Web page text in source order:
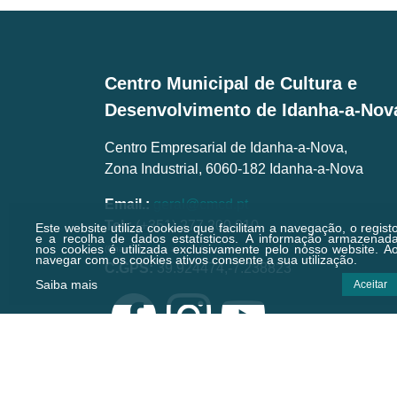
Este website utiliza cookies que facilitam a navegação, o
e a recolha de dados estatísticos. A informação armazenada
nos cookies é utilizada exclusivamente pelo nosso website.
navegar com os cookies ativos consente a sua utilização.
Saiba mais
Aceitar
Centro Municipal de Cultura e
Desenvolvimento de Idanha-a-
Centro Empresarial de Idanha-a-Nova,
Zona Industrial, 6060-182 Idanha-a-Nova
Email.: geral@cmcd.pt
Tel.: (+351) 277 200 010
(Chamada para a rede fixa nacional)
C.GPS:39.924474,-7.238823